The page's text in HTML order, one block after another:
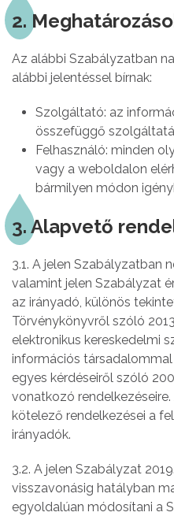
2.
Az alábbi Szabályzatban
alábbi jelentéssel bírnak:
Szolgáltató: az
összefüggő
Felhasználó: minden
vagy a weboldalon
bármilyen módon
3. Alapvető
3.1. A jelen Szabályzatban
valamint jelen Szabályzat
az irányadó, különös
Törvénykönyvről szóló 2013.
elektronikus kereskedelmi
információs
egyes kérdéseiről szóló
vonatkozó
kötelező rendelkezései a
irányadók.
3.2. A jelen Szabályzat
visszavonásig hatályban
egyoldalúan módosítani a